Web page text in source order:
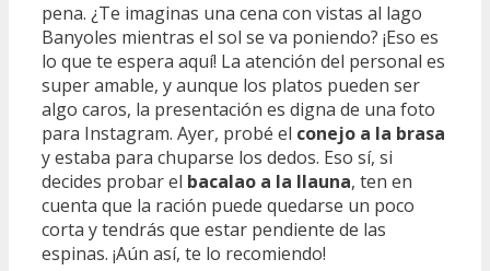
pena. ¿Te imaginas una cena con vistas al lago
Banyoles mientras el sol se va poniendo? ¡Eso es
lo que te espera aquí! La atención del personal es
super amable, y aunque los platos pueden ser
algo caros, la presentación es digna de una foto
para Instagram. Ayer, probé el conejo a la brasa
y estaba para chuparse los dedos. Eso sí, si
decides probar el bacalao a la llauna, ten en
cuenta que la ración puede quedarse un poco
corta y tendrás que estar pendiente de las
espinas. ¡Aún así, te lo recomiendo!